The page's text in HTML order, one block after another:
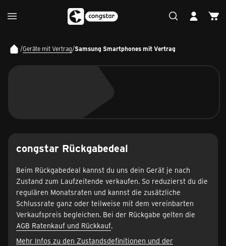
/Geräte mit Vertrag/Samsung Smartphones mit Vertrag
congstar Rückgabedeal
Beim Rückgabedeal kannst du uns dein Gerät je nach
Zustand zum Laufzeitende verkaufen. So reduzierst du die
regulären Monatsraten und kannst die zusätzliche
Schlussrate ganz oder teilweise mit dem vereinbarten
Verkaufspreis begleichen. Bei der Rückgabe gelten die
AGB Ratenkauf und Rückkauf.
Mehr Infos zu den Zustandsdefinitionen und der